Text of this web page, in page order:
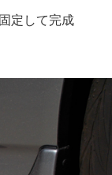
定して完成